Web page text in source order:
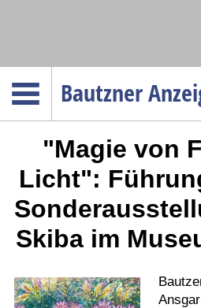
Bautzner
Menüpunkte
Gesellschaft
Wirtschaft
Service
Gesundheit
"Magie von
Licht":
Skiba im